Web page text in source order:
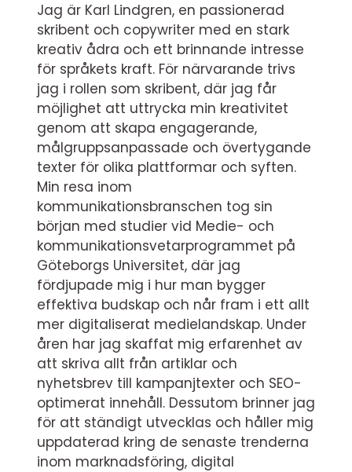
Jag är Karl Lindgren, en passionerad
skribent och copywriter med en stark
kreativ ådra och ett brinnande intresse
för språkets kraft. För närvarande trivs
jag i rollen som skribent, där jag får
möjlighet att uttrycka min kreativitet
genom att skapa engagerande,
målgruppsanpassade och övertygande
texter för olika plattformar och syften.
Min resa inom
kommunikationsbranschen tog sin
början med studier vid Medie- och
kommunikationsvetarprogrammet på
Göteborgs Universitet, där jag
fördjupade mig i hur man bygger
effektiva budskap och når fram i ett allt
mer digitaliserat medielandskap. Under
åren har jag skaffat mig erfarenhet av
att skriva allt från artiklar och
nyhetsbrev till kampanjtexter och SEO-
optimerat innehåll. Dessutom brinner jag
för att ständigt utvecklas och håller mig
uppdaterad kring de senaste trenderna
inom marknadsföring, digital